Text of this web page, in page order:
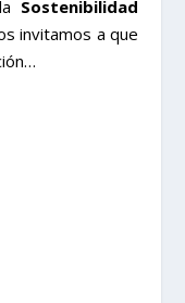
Sostenibilidad
invitamos a que